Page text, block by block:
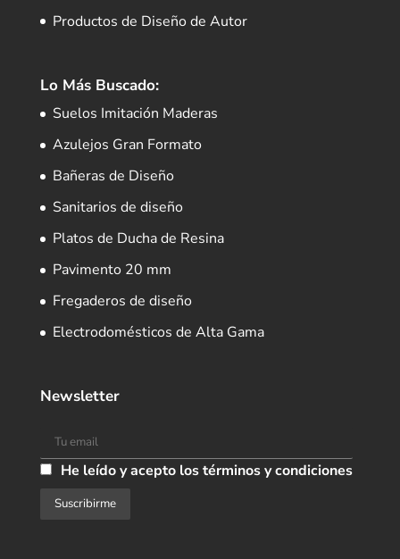
Productos de Diseño de Autor
Lo Más Buscado:
Suelos Imitación Maderas
Azulejos Gran Formato
Bañeras de Diseño
Sanitarios de diseño
Platos de Ducha de Resina
Pavimento 20 mm
Fregaderos de diseño
Electrodomésticos de Alta Gama
Newsletter
He leído y acepto los términos y condiciones